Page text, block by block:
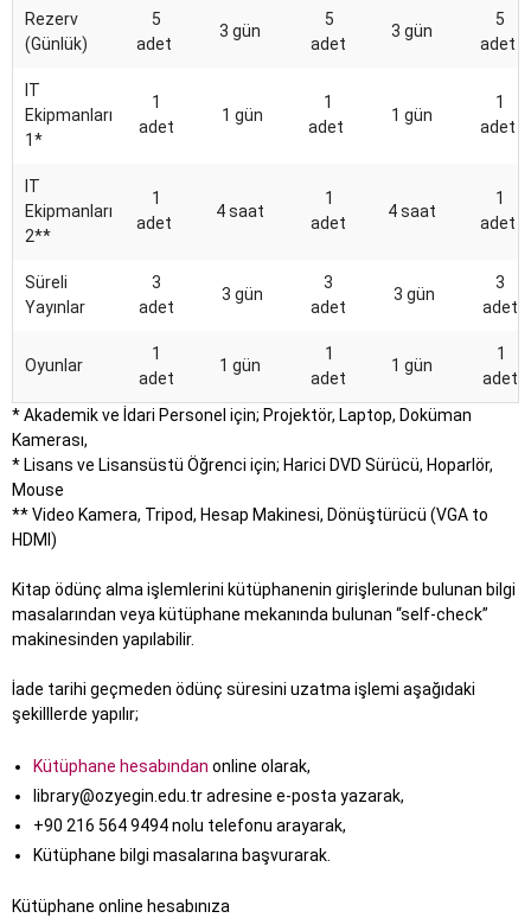
Rezerv
(Günlük)
5
adet
3 gün
5
adet
3 gün
5
adet
IT
Ekipmanları
1*
1
adet
1 gün
1
adet
1 gün
1
adet
IT
Ekipmanları
2**
1
adet
4 saat
1
adet
4 saat
1
adet
Süreli
Yayınlar
3
adet
3 gün
3
adet
3 gün
3
adet
Oyunlar
1
adet
1 gün
1
adet
1 gün
1
adet
* Akademik ve İdari Personel için; Projektör, Laptop, Doküman
Kamerası,
* Lisans ve Lisansüstü Öğrenci için; Harici DVD Sürücü, Hoparlör,
Mouse
** Video Kamera, Tripod, Hesap Makinesi, Dönüştürücü (VGA to
HDMI)
Kitap ödünç alma işlemlerini kütüphanenin girişlerinde bulunan bilgi
masalarından veya kütüphane mekanında bulunan “self-check”
makinesinden yapılabilir.
İade tarihi geçmeden ödünç süresini uzatma işlemi aşağıdaki
şekilllerde yapılır;
Kütüphane hesabından online olarak,
library@ozyegin.edu.tr adresine e-posta yazarak,
+90 216 564 9494 nolu telefonu arayarak,
Kütüphane bilgi masalarına başvurarak.
Kütüphane online hesabınıza